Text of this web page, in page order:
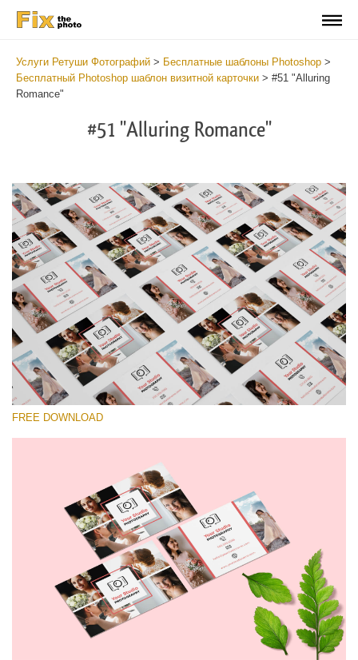
Услуги Ретуши Фотографий > Бесплатные шаблоны Photoshop >
Бесплатный Photoshop шаблон визитной карточки > #51 "Alluring
Romance"
#51 "Alluring Romance"
Выберите Вариант
Free Template #51
Wedding Photography Templates
Скачать Бесплатно
FREE DOWNLOAD